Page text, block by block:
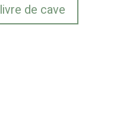
de cave